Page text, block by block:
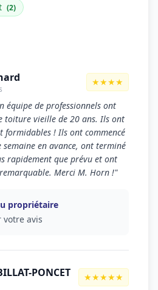
(2)
★★★★
équipe de professionnels ont
toiture vieille de 20 ans. Ils ont
formidables ! Ils ont commencé
en avance, ont terminé
rapidement que prévu et ont
Merci M. Horn !"
propriétaire
votre avis
PONCET ★★★★★